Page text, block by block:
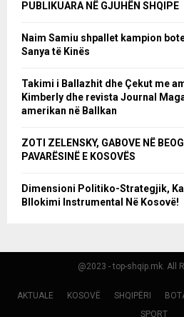
PUBLIKUARA NË GJUHËN SHQIPE
Naim Samiu shpallet kampion
Sanya të Kinës
Takimi i Ballazhit dhe Çekut me
Kimberly dhe revista Journal
amerikan në Ballkan
ZOTI ZELENSKY, GABOVE NË
PAVARËSINË E KOSOVËS
Dimensioni Politiko-Strategjik,
Bllokimi Instrumental Në Kosovë!
@2023 - top-shqip.mk. All
AKTUALE KOSOVË SHQIPËRI
SPORT